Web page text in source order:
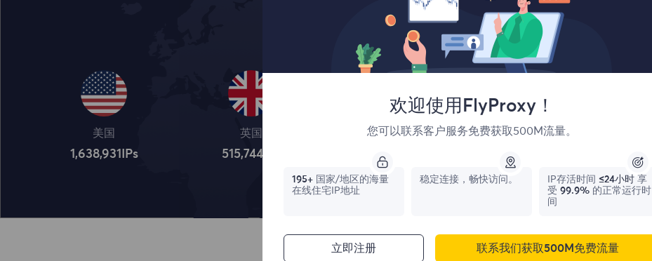
覆盖全球
美国
1,638,932 IPs
英国
515,745
法国
1,042,773
加拿大
欢迎使用FlyProxy！
您可以联系客户服务免费获取500M流量。
195+ 国家/地区的海量
在线住宅IP地址
稳定连接，畅快访问。 IP存活时间 ≤24小时 享
受 99.9% 的正常运行时
间
立即注册 联系我们获取500M免费流量